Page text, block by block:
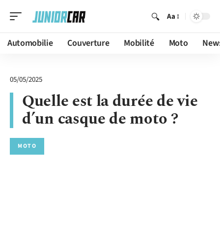
Aa
Automobilie Couverture Mobilité Moto
05/05/2025
Quelle est la durée de vie
d’un casque de moto ?
MOTO